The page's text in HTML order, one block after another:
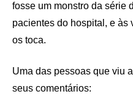
fosse um monstro da série
pacientes do hospital, e às
os toca.
Uma das pessoas que viu
seus comentários: